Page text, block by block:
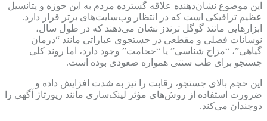
این موضوع نشان‌دهنده علاقه گسترده مردم به این حوزه و پتانسیل
عظیم ترافیکی است که در انتظار وب‌سایت‌های برتر قرار دارد.
ابزارهایی مانند گوگل ترندز نشان می‌دهند که در طول سال،
نوسانات فصلی و مقطعی در جستجوی عباراتی مانند “درمان
گیاهی”، “مزاج شناسی” یا “حجامت” وجود دارد، اما روند کلی
جستجو برای طب سنتی همواره صعودی بوده است.
این حجم بالای جستجو، رقابت را نیز به شدت افزایش داده و
ضرورت استفاده از روش‌های مؤثر لینک‌سازی مانند رپورتاژ آگهی را
دوچندان می‌کند.